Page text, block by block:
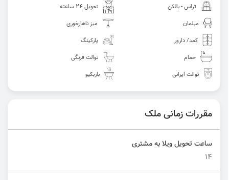
تراس - بالکن
تحویل 24 ساعته
مبلمان
میز ناهارخوری
کمد/ دارور
پارکینگ
حمام
توالت فرنگی
توالت ایرانی
باربکیو
مقررات زمانی ملک
ساعت تحویل ویلا به مشتری
14